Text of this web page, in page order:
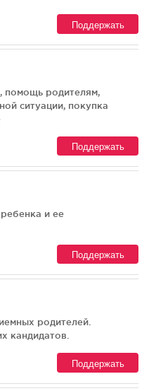
Поддержать
помощь родителям,
ситуации, покупка
Поддержать
и ее
Поддержать
родителей.
кандидатов.
Поддержать